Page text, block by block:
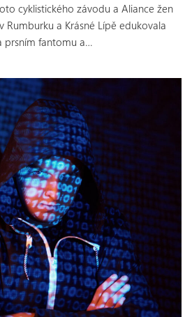
cyklistického závodu a Aliance žen
Rumburku a Krásné Lípě edukovala
prsním fantomu a…